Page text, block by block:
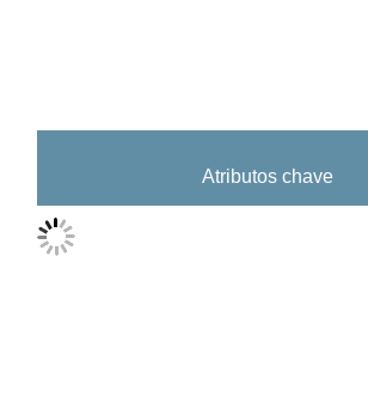
Atributos chave